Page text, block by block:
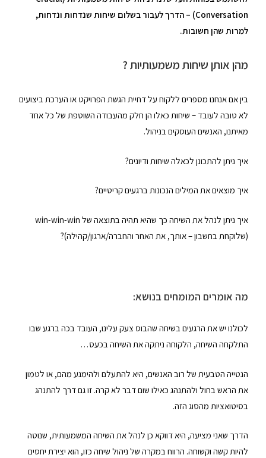
Conversation) – הדרך לעבור בשלום שיחות שנדחות ונדחות,
למרות שהן חשובות.
מהן אותן שיחות משמעותיות ?
בין אם אנחנו מספרים ללקוח על דחיית הגשת הפרויקט או הערכת ביצועים
לא טובה לעובד – שיחות כאלו הן חלק מהעבודה השוטפת של כל אחד
מאיתנו, האנשים העוסקים בניהול.
איך ניתן להתכונן לכאלה שיחות ודיונים?
איך מוצאים את המילים הנכונות ברגעים קריטיים?
איך ניתן לנהל את השיחה כך שהיא תהיה בתוצאה של win-win-win
(שלוקחת בחשבון – אותך, את האחר והחברה/ארגון/קהילה)?
מה אומרים המומחים בנושא:
לכולנו יש את הרגעים בשיחה שהבוס צעק עלינו, העובד בכה ברגע שבו
התלקחה השיחה, הלקוחה ניתקה את השיחה בכעס…
הנטייה הטבעית של רוב האנשים, היא להתעלם ולהימנע מהם, או לטמון
את הראש בחול ולהתנהג כאילו שום דבר לא קרה. זו גם דרך להתנהג
בסיטואציות מהסוג הזה.
הדרך שאני מציעה, היא דווקא כן לנהל את השיחה המשמעותית, שנוטה
להיות קשה וקשוחה. הרווח במקרה של ניהול שיחה כזו, הוא יצירת יחסים